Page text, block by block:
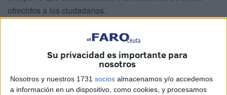
Su privacidad es importante para
nosotros
Nosotros y nuestros 1731 socios almacenamos y/o accedemos
a información en un dispositivo, como cookies, y procesamos
ofrecidos a los ciudadanos.
El 6 y 7 de mayo se producirá la reunión bilateral con el
país vecino en la que se sentarán las bases de “lo que
sucederá en los próximos meses”. Según ha indicado la
la relación entre Ceuta y Marruecos se
encuentra en un muy buen momento, “es fluida y real”